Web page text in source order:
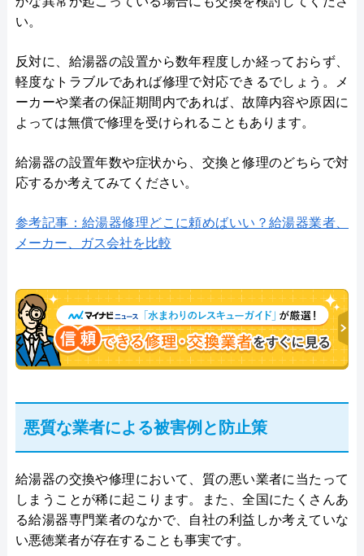
い。
反対に、給湯器の設置から数年程度しか経っておらず、
軽度なトラブルであれば修理で対応できるでしょう。メ
ーカーや業者の保証期間内であれば、故障内容や原因に
よっては無償で修理を受けられることもあります。
給湯器の設置年数や症状から、交換と修理のどちらで対
応するか考えてみてください。
参考記事：給湯器修理どこに頼めばいい？給湯器業者、
メーカー、ガス会社を比較
悪質な業者による被害例と防止策
給湯器の交換や修理において、質の悪い業者に当たって
しまうことが稀に起こります。また、全国にたくさんあ
る給湯器専門業者のなかで、自社の利益しか考えていな
い悪徳業者が存在することも事実です。